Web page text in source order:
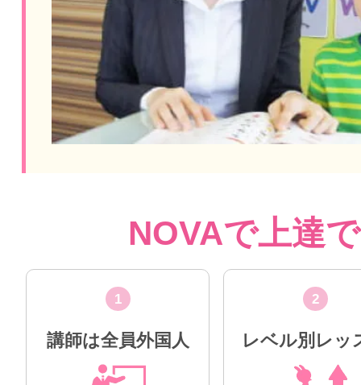
NOVAで上達
1
講師は全員外国人
2
レベル別レッ